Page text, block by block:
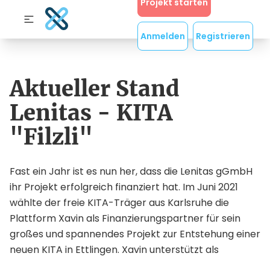
Projekt starten
Anmelden Registrieren
Aktueller Stand
Lenitas - KITA
"Filzli"
Fast ein Jahr ist es nun her, dass die Lenitas gGmbH
ihr Projekt erfolgreich finanziert hat. Im Juni 2021
wählte der freie KITA-Träger aus Karlsruhe die
Plattform Xavin als Finanzierungspartner für sein
großes und spannendes Projekt zur Entstehung einer
neuen KITA in Ettlingen. Xavin unterstützt als